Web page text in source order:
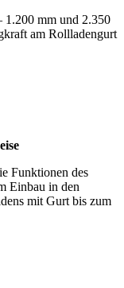
1.200 mm und 2.350
am Rollladengurt
Funktionen des
Einbau in den
mit Gurt bis zum